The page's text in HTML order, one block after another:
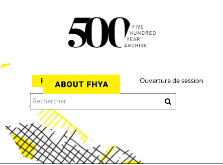
Ouverture de session
Parcourir